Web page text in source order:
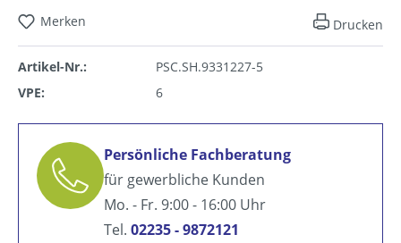
Merken Drucken
Artikel-Nr.:
PSC.SH.9331227-5
VPE:
6
Persönliche Fachberatung
für gewerbliche Kunden
Mo. - Fr. 9:00 - 16:00 Uhr
Tel. 02235 - 9872121